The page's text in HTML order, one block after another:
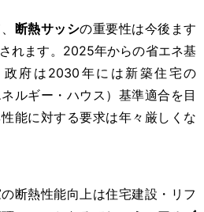
断熱サッシの重要性は今後ます
れます。2025年からの省エネ基
府は2030年には新築住宅の
ルギー・ハウス）基準適合を目
能に対する要求は年々厳しくな
断熱性能向上は住宅建設・リフ